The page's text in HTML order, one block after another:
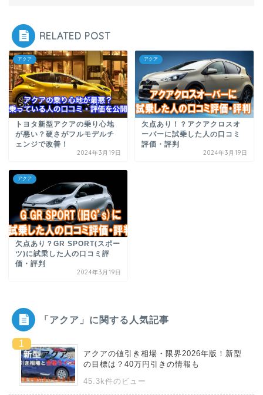
RELATED POST
アクア
トヨタ新型アクアの乗り心地
が悪い？硬さがフルモデルチ
ェンジで改善！
2024年3月19日
アクア
欠点あり！？アクアクロスオ
ーバーに試乗した人の口コミ
評価・評判
2024年3月19日
アクア
欠点あり？GR SPORT(スポー
ツ)に試乗した人の口コミ評
価・評判
2024年3月19日
「アクア」に関する人気記事
アクアの値引き相場・限界2026年版！新型
の目標は？40万円引きの情報も
45.3k件のビュー